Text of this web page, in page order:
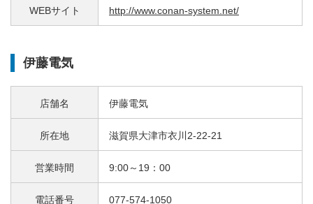
WEBサイト http://www.conan-system.net/
伊藤電気
店舗名 伊藤電気
所在地 滋賀県大津市衣川2-22-21
営業時間 9:00～19：00
電話番号 077-574-1050